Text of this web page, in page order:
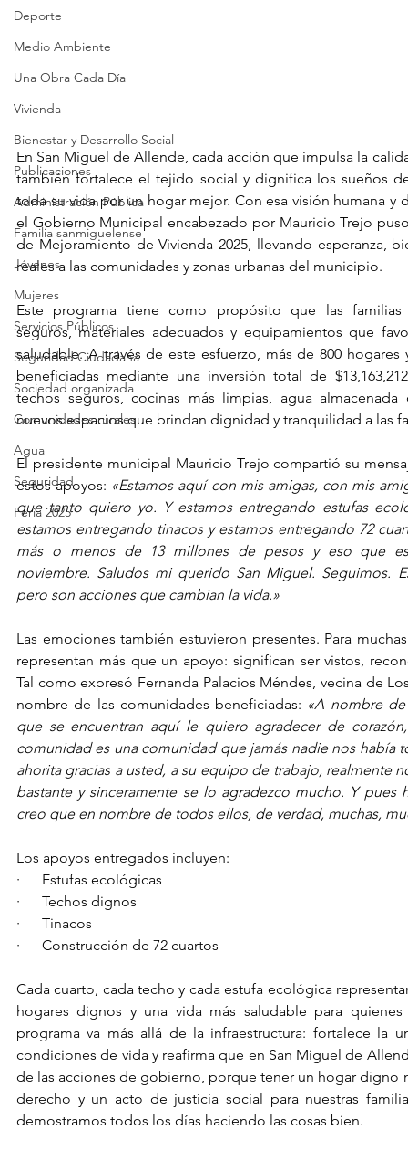
Deporte
Medio Ambiente
Una Obra Cada Día
Vivienda
Bienestar y Desarrollo Social
Publicaciones
Administración Pública
Familia sanmiguelense
Jóvenes
Mujeres
Servicios Públicos
Seguridad Ciudadana
Sociedad organizada
Comunidades rurales
Agua
Seguridad
Feria 2025
En San Miguel de Allende, cada acción que impulsa la
también fortalece el tejido social y dignifica los sueños
toda su vida por un hogar mejor. Con esa visión humana y
el Gobierno Municipal encabezado por Mauricio Trejo
de Mejoramiento de Vivienda 2025, llevando esperanza,
reales a las comunidades y zonas urbanas del municipio.
Este programa tiene como propósito que las familias
seguros, materiales adecuados y equipamientos que
saludable. A través de este esfuerzo, más de 800 hogares
beneficiadas mediante una inversión total de
techos seguros, cocinas más limpias, agua
nuevos espacios que brindan dignidad y tranquilidad a las
El presidente municipal Mauricio Trejo compartió su
estos apoyos: «Estamos aquí con mis amigas, con mis
que tanto quiero yo. Y estamos entregando estufas
estamos entregando tinacos y estamos entregando 72
más o menos de 13 millones de pesos y eso que
noviembre. Saludos mi querido San Miguel. Seguimos.
pero son acciones que cambian la vida.»
Las emociones también estuvieron presentes. Para
representan más que un apoyo: significan ser vistos,
Tal como expresó Fernanda Palacios Méndes, vecina de
nombre de las comunidades beneficiadas: «A nombre
que se encuentran aquí le quiero agradecer de
comunidad es una comunidad que jamás nadie nos había
ahorita gracias a usted, a su equipo de trabajo, realmente
bastante y sinceramente se lo agradezco mucho. Y pues
creo que en nombre de todos ellos, de verdad, muchas,
Los apoyos entregados incluyen:
·      Estufas ecológicas
·      Techos dignos
·      Tinacos
·      Construcción de 72 cuartos
Cada cuarto, cada techo y cada estufa ecológica
hogares dignos y una vida más saludable para
programa va más allá de la infraestructura: fortalece la
condiciones de vida y reafirma que en San Miguel de
de las acciones de gobierno, porque tener un hogar digno
derecho y un acto de justicia social para nuestras
demostramos todos los días haciendo las cosas bien.